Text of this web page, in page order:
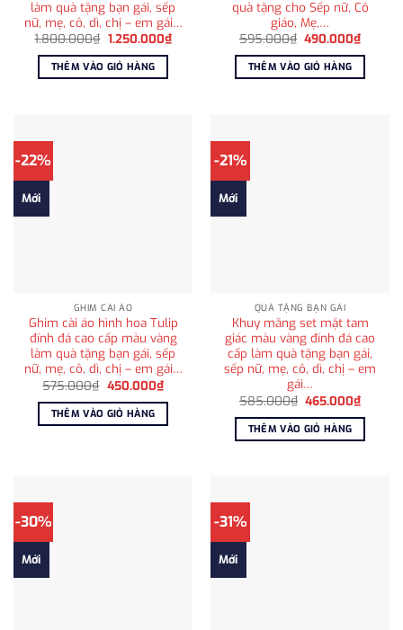
làm quà tặng bạn gái, sếp
nữ, mẹ, cô, dì, chị – em gái…
1.800.000₫ Giá
là:
1.800.000₫.
1.250.000₫Giá
hiện
1.250.000₫.
THÊM VÀO GIỎ HÀNG
quà tặng cho Sếp nữ, Cô
giáo, Mẹ,…
595.000₫ Giá
là:
595.000₫.
490.000₫Giá
hiện
tại
THÊM VÀO GIỎ HÀNG
-22%
Mới
GHIM CÀI ÁO
Ghim cài áo hình hoa Tulip
đính đá cao cấp màu vàng
làm quà tặng bạn gái, sếp
nữ, mẹ, cô, dì, chị – em gái…
575.000₫ Giá
là:
575.000₫.
450.000₫Giá
hiện
tại
450.000₫.
THÊM VÀO GIỎ HÀNG
-21%
Mới
QUÀ TẶNG BẠN GÁI
Khuy măng set mặt tam
giác màu vàng đính đá cao
cấp làm quà tặng bạn gái,
sếp nữ, mẹ, cô, dì, chị – em
gái…
585.000₫ Giá
là:
585.000₫.
465.000₫Giá
hiện
tại
THÊM VÀO GIỎ HÀNG
-30%
Mới
-31%
Mới